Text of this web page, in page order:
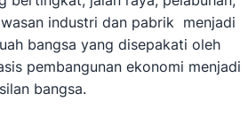
industri dan pabrik menjadi
bangsa yang disepakati oleh
pembangunan ekonomi menjadi
bangsa.